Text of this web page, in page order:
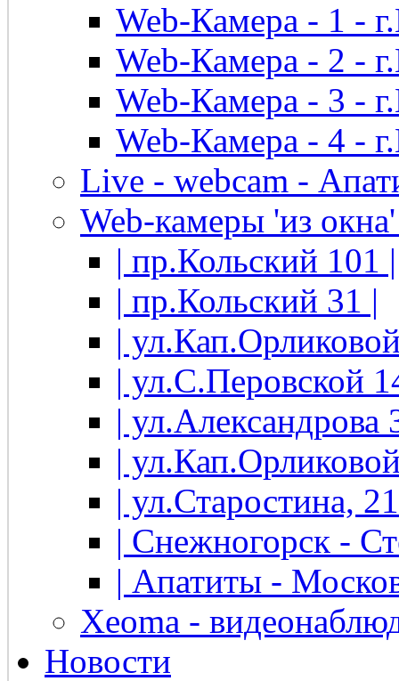
Web-Камера - 1 -
Web-Камера - 2 -
Web-Камера - 3 -
Web-Камера - 4 -
Live - webcam -
Web-камеры 'из
| пр.Кольский 101 |
| пр.Кольский 31 |
|
| ул.С.Перовской
| ул.Александрова
|
| ул.Старостина,
| Снежногорск -
| Апатиты -
Xeoma -
Новости